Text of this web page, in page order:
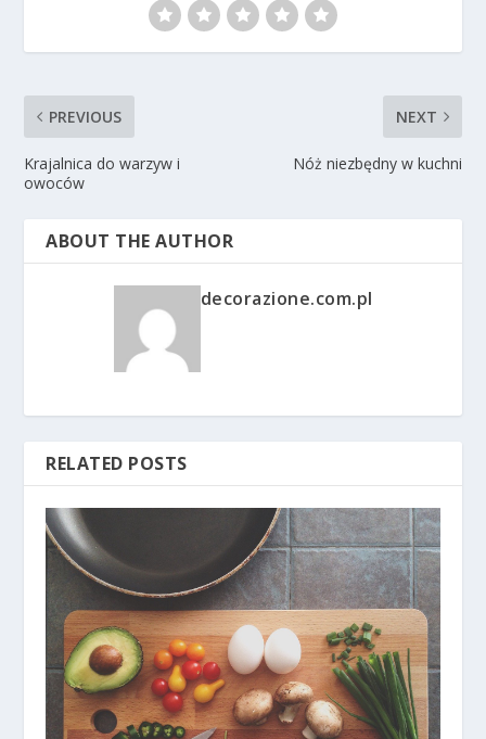
PREVIOUS
Krajalnica do warzyw i
owoców
NEXT
Nóż niezbędny w kuchni
ABOUT THE AUTHOR
decorazione.com.pl
RELATED POSTS